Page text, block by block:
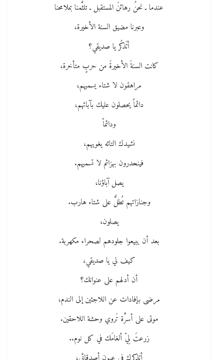
عندما ـ نحنُ رهائنَ المستقبل ـ تلثَّمنا بملامحنا
وعبرنا مضيق السنة الأخيرة،
أتَذكُر يا صديقي؟
كانت السنةَ الأخيرةَ من حربٍ متأخرة،
مراهقون لا شتاء يسميهم،
دائماً يحصلون عليك بآبائهم،
ودائماً
نشيدك التائه يغويهم،
فينحدرون بهزائم لا تسميهم.
يصل آباؤنا،
وجنازاتهم تُطلُّ على شتاء هارب.
يصلون،
بعد أن يبيعوا جلودهم لصحراء مكهربة.
كيف لي يا صديقي،
أن أدلهم على عنوانك؟
مرضى بإفادات عن اللاجئين إلى الندم،
موتى على أسرَّة تَروي وحشة اللاحقين.
زرعتَ لِيْ ألغامَك في كل نوم..